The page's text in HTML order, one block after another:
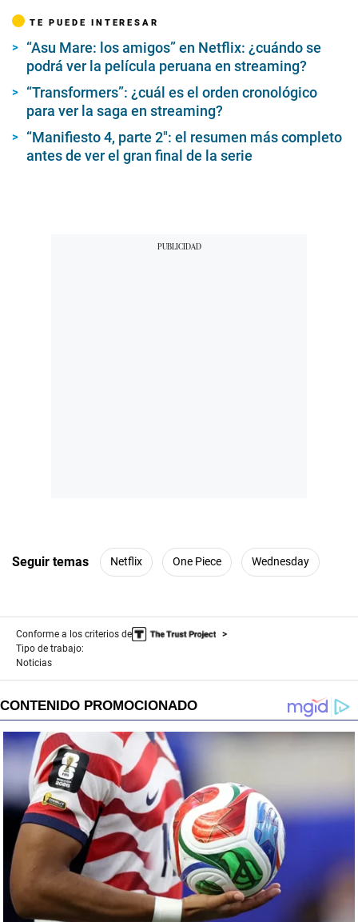
TE PUEDE INTERESAR
“Asu Mare: los amigos” en Netflix: ¿cuándo se
podrá ver la película peruana en streaming?
“Transformers”: ¿cuál es el orden cronológico
para ver la saga en streaming?
“Manifiesto 4, parte 2″: el resumen más completo
antes de ver el gran final de la serie
Seguir temas Netflix One Piece Wednesday
Conforme a los criterios de
Tipo de trabajo:
Noticias